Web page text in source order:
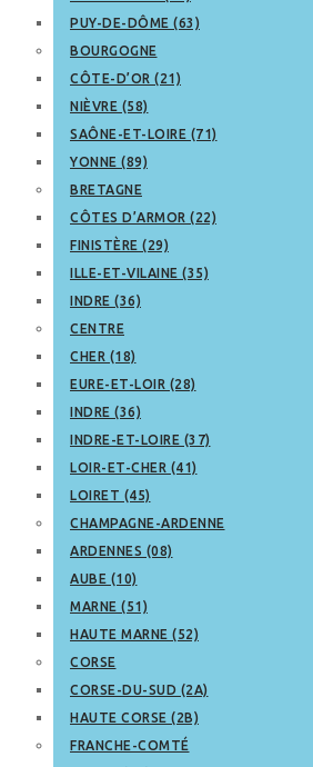
PUY-DE-DÔME (63)
BOURGOGNE
CÔTE-D’OR (21)
NIÈVRE (58)
SAÔNE-ET-LOIRE (71)
YONNE (89)
BRETAGNE
CÔTES D’ARMOR (22)
FINISTÈRE (29)
ILLE-ET-VILAINE (35)
INDRE (36)
CENTRE
CHER (18)
EURE-ET-LOIR (28)
INDRE (36)
INDRE-ET-LOIRE (37)
LOIR-ET-CHER (41)
LOIRET (45)
CHAMPAGNE-ARDENNE
ARDENNES (08)
AUBE (10)
MARNE (51)
HAUTE MARNE (52)
CORSE
CORSE-DU-SUD (2A)
HAUTE CORSE (2B)
FRANCHE-COMTÉ